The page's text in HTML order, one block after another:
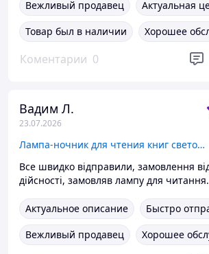
Вежливый продавец
Актуальная
Товар был в наличии
Хорошее
Коментарии 0
Вадим Л.
23.07.2026
Лампа-ночник для чтения книг световая панель светильник для страниц, светодиодный с регулировкой яркости,таймером, белая
Все швидко відправили, замовлення
дійсності, замовляв лампу для читання.
Актуальное описание
Быстро
Вежливый продавец
Хорошее